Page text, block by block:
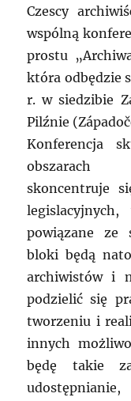
Czescy
wspólną
prostu
która odbędzie
r. w siedzibie
Pilźnie
Konferencja
obszarach
skoncentruje
powiązane ze
bloki będą
archiwistów i
podzielić się
tworzeniu i
innych
będę takie